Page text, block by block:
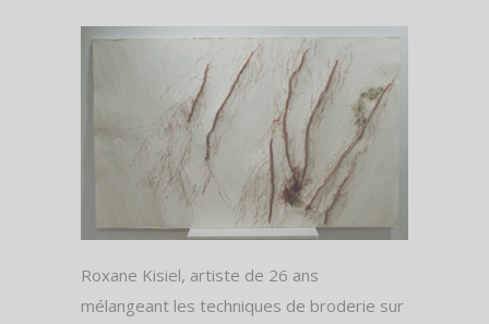
Roxane Kisiel, artiste de 26 ans
mélangeant les techniques de broderie sur